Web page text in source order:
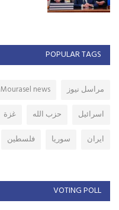
POPULAR TAGS
مراسل نيوز Mourasel news
اسرائيل
حزب الله غزة
ايران
سوريا فلسطين
VOTING POLL